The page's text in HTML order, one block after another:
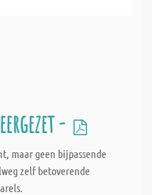
-
maar geen bijpassende
zelf betoverende